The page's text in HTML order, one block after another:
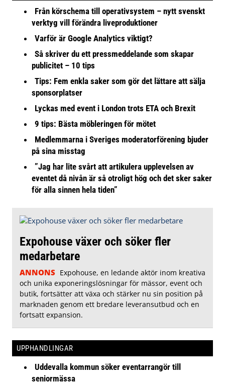
Från körschema till operativsystem – nytt svenskt
verktyg vill förändra liveproduktioner
Varför är Google Analytics viktigt?
Så skriver du ett pressmeddelande som skapar
publicitet – 10 tips
Tips: Fem enkla saker som gör det lättare att sälja
sponsorplatser
Lyckas med event i London trots ETA och Brexit
9 tips: Bästa möbleringen för mötet
Medlemmarna i Sveriges moderatorförening bjuder
på sina misstag
”Jag har lite svårt att artikulera upplevelsen av
eventet då nivån är så otroligt hög och det sker saker
för alla sinnen hela tiden”
Expohouse växer och söker fler
medarbetare
ANNONS Expohouse, en ledande aktör inom kreativa
och unika exponeringslösningar för mässor, event och
butik, fortsätter att växa och stärker nu sin position på
marknaden genom ett bredare leveransutbud och en
fortsatt expansion.
UPPHANDLINGAR
Uddevalla kommun söker eventarrangör till
seniormässa